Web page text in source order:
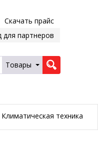
Скачать прайс
для партнеров
Товары
Климатическая техника